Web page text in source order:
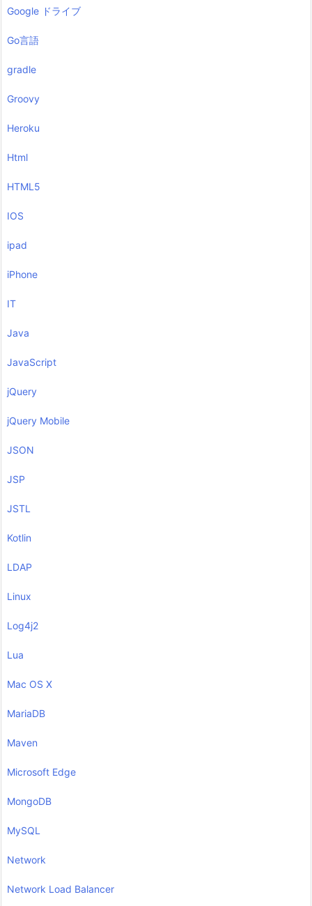
Google ドライブ
Go言語
gradle
Groovy
Heroku
Html
HTML5
IOS
ipad
iPhone
IT
Java
JavaScript
jQuery
jQuery Mobile
JSON
JSP
JSTL
Kotlin
LDAP
Linux
Log4j2
Lua
Mac OS X
MariaDB
Maven
Microsoft Edge
MongoDB
MySQL
Network
Network Load Balancer